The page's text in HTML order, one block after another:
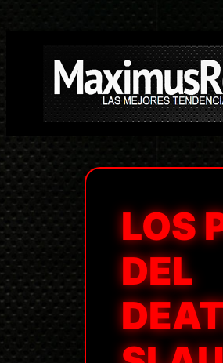
contenido
LOS
DEL